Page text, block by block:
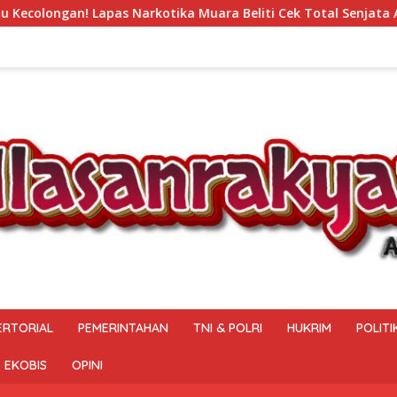
Narkotika Muara Beliti Cek Total Senjata Api, Pastikan
PEMERINTAHAN TNI & POLRI HUKRIM
EKOBIS OPINI